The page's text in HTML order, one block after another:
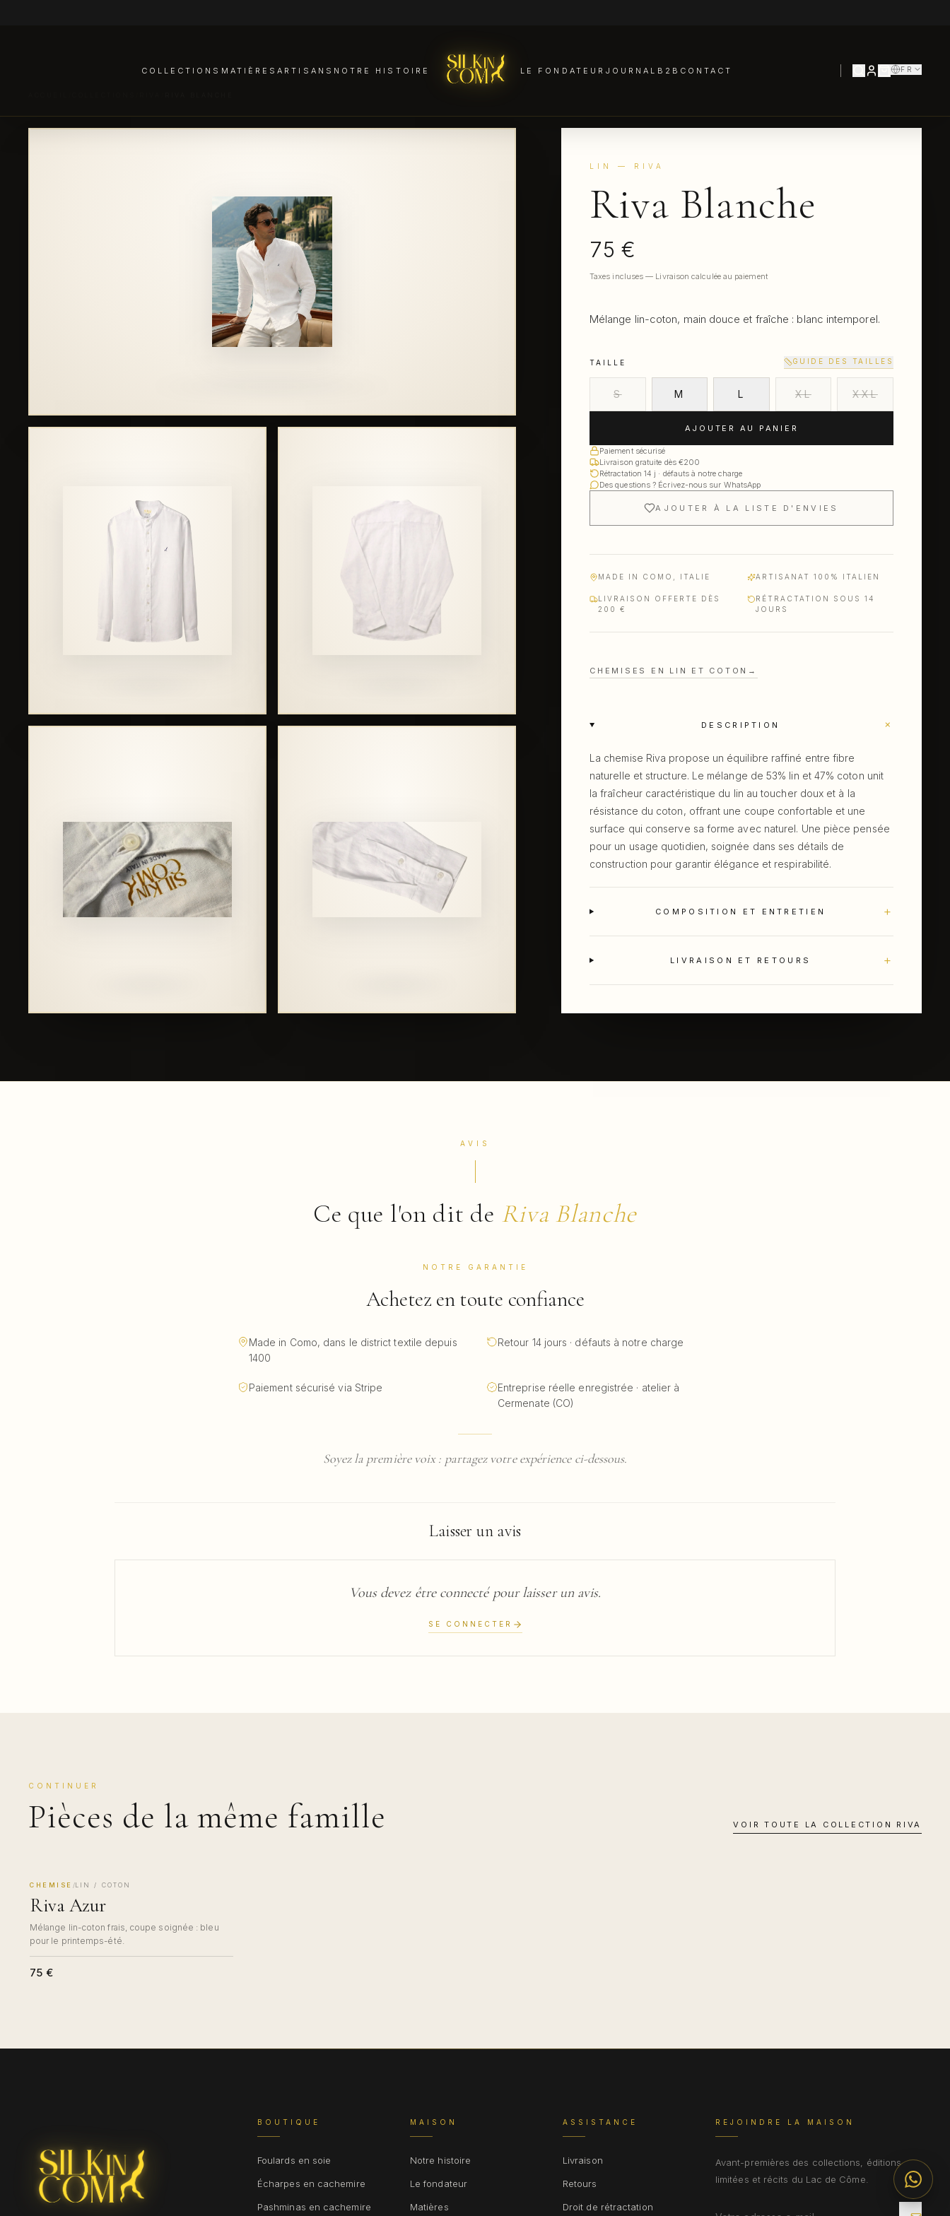
COLLECTIONS MATIÈRESARTISANS NOTRE HISTOIRE LE FONDATEUR JOURNAL B2B CONTACT FR
LIN — RIVA
Riva Blanche
75 €
Taxes incluses — Livraison calculée au paiement
Mélange lin-coton, main douce et fraîche : blanc intemporel.
TAILLE GUIDE DES TAILLES
S M L XL XXL
AJOUTER AU PANIER
Paiement sécurisé
Livraison gratuite dès €200
Rétractation 14 j · défauts à notre charge
Des questions ? Écrivez-nous sur WhatsApp
AJOUTER À LA LISTE D'ENVIES
MADE IN COMO, ITALIE ARTISANAT 100% ITALIEN
LIVRAISON OFFERTE DÈS
200 €
RÉTRACTATION SOUS 14
JOURS
CHEMISES EN LIN ET COTON →
DESCRIPTION +
La chemise Riva propose un équilibre raffiné entre fibre
naturelle et structure. Le mélange de 53% lin et 47% coton unit
la fraîcheur caractéristique du lin au toucher doux et à la
résistance du coton, offrant une coupe confortable et une
surface qui conserve sa forme avec naturel. Une pièce pensée
pour un usage quotidien, soignée dans ses détails de
construction pour garantir élégance et respirabilité.
COMPOSITION ET ENTRETIEN +
LIVRAISON ET RETOURS +
AVIS
Ce que l'on dit de Riva Blanche
NOTRE GARANTIE
Achetez en toute confiance
Made in Como, dans le district textile depuis
1400
Retour 14 jours · défauts à notre charge
Paiement sécurisé via Stripe
Entreprise réelle enregistrée · atelier à
Cermenate (CO)
Soyez la première voix : partagez votre expérience ci-dessous.
Laisser un avis
Vous devez être connecté pour laisser un avis.
SE CONNECTER
CONTINUER
Pièces de la même famille VOIR TOUTE LA COLLECTION RIVA
MADE IN COMO
CHEMISE /LIN / COTON
Riva Azur
Mélange lin-coton frais, coupe soignée : bleu
pour le printemps-été.
75 €
BOUTIQUE
Foulards en soie
Écharpes en cachemire
Pashminas en cachemire
MAISON
Notre histoire
Le fondateur
Matières
ASSISTANCE
Livraison
Retours
Droit de rétractation
REJOINDRE LA MAISON
Avant-premières des collections, éditions
limitées et récits du Lac de Côme.